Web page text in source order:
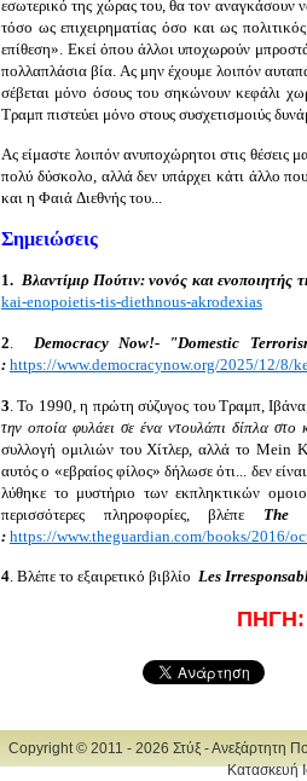
εσωτερικό της χώρας του, θα τον αναγκάσουν
τόσο ως επιχειρηματίας όσο και ως
επίθεση». Εκεί όπου άλλοι υποχωρούν
πολλαπλάσια βία. Ας μην έχουμε λοιπόν
σέβεται μόνο όσους του σηκώνουν κεφάλι
Τραμπ πιστεύει μόνο στους συσχετισμοιύς
Ας είμαστε λοιπόν ανυποχώρητοι στις θέσεις
πολύ δύσκολο, αλλά δεν υπάρχει κάτι άλλο
και η Φαιά Διεθνής του...
Σημειώσεις
1. Βλαντίμιρ Πούτιν: νονός και ενοποιητής
kai-enopoietis-tis-diethnous-akrodexias
2 Democracy Now!-
"Domestic
: https://www.democracynow.org/2025/12/8/
3 . Το 1990, η πρώτη σύζυγος του Τραμπ,
την οποία φυλάει σε ένα ντουλάπι δίπλα στο
συλλογή ομιλιών του Χίτλερ, αλλά το Mein
αυτός ο «εβραίος φίλος» δήλωσε ότι... δεν
λύθηκε το μυστήριο των εκπληκτικών
περισσότερες πληροφορίες, βλέπε The
: https://www.theguardian.com/books/2016/
4. Βλέπε το εξαιρετικό βιβλίο Les
Copyright © 2011 - 2026 Στύξ - Ανεξάρτητη
Κατασκευή